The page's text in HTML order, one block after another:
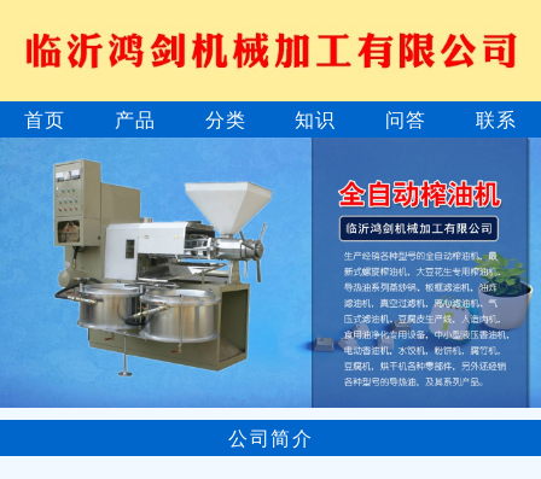
首页 产品 分类 知识 问答 联系
公司简介